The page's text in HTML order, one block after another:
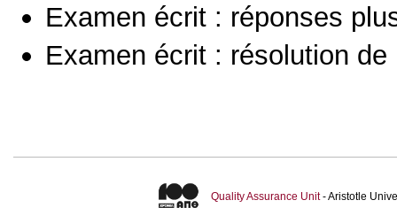
Examen écrit : réponses
Examen écrit : résolution de
Quality Assurance Unit- Aristotle